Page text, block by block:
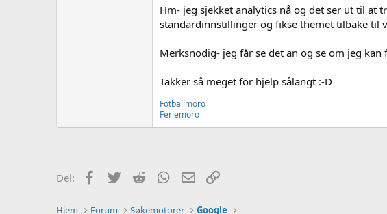
Hm- jeg sjekket analytics nå og det ser ut til at
standardinnstillinger og fikse themet tilbake til
Merksnodig- jeg får se det an og se om jeg
Takker så meget for hjelp sålangt :-D
Fotballmoro
Feriemoro
Del: Facebook
Twitter Reddit WhatsApp
E-post
Hjem Forum Søkemotorer Google